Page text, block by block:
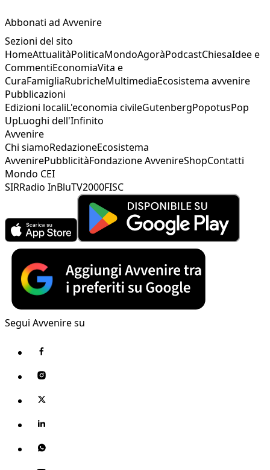
Abbonati ad Avvenire
Sezioni del sito
HomeAttualitàPoliticaMondoAgoràPodcastChiesaIdee e
CommentiEconomiaVita e
CuraFamigliaRubricheMultimediaEcosistema avvenire
Pubblicazioni
Edizioni localiL'economia civileGutenbergPopotusPop
UpLuoghi dell'Infinito
Avvenire
Chi siamoRedazioneEcosistema
AvvenirePubblicitàFondazione AvvenireShopContatti
Mondo CEI
SIRRadio InBluTV2000FISC
Segui Avvenire su